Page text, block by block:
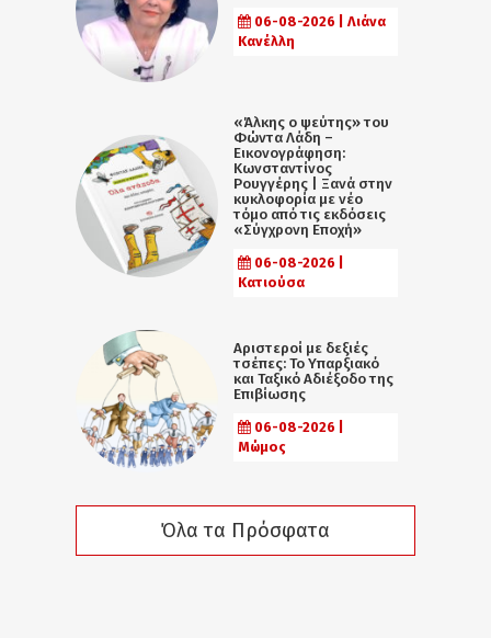
06-08-2026 | Λιάνα
Κανέλλη
«Άλκης ο ψεύτης» του
Φώντα Λάδη –
Εικονογράφηση:
Κωνσταντίνος
Ρουγγέρης | Ξανά στην
κυκλοφορία με νέο
τόμο από τις εκδόσεις
«Σύγχρονη Εποχή»
06-08-2026 |
Κατιούσα
Αριστεροί με δεξιές
τσέπες: Το Υπαρξιακό
και Ταξικό Αδιέξοδο της
Επιβίωσης
06-08-2026 |
Μώμος
Όλα τα Πρόσφατα